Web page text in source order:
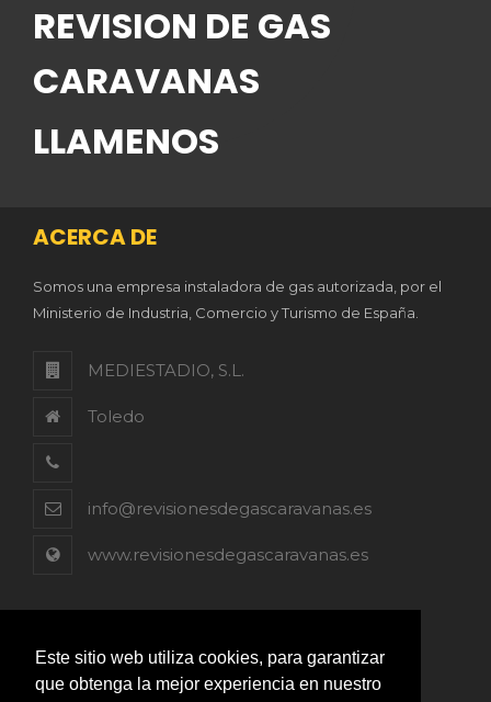
Este sitio web utiliza cookies, para garantizar
que obtenga la mejor experiencia en nuestro
REVISION DE GAS
CARAVANAS
LLAMENOS
ACERCA DE
Somos una empresa instaladora de gas autorizada, por el
Ministerio de Industria, Comercio y Turismo de España.
MEDIESTADIO, S.L.
Toledo
info@revisionesdegascaravanas.es
www.revisionesdegascaravanas.es